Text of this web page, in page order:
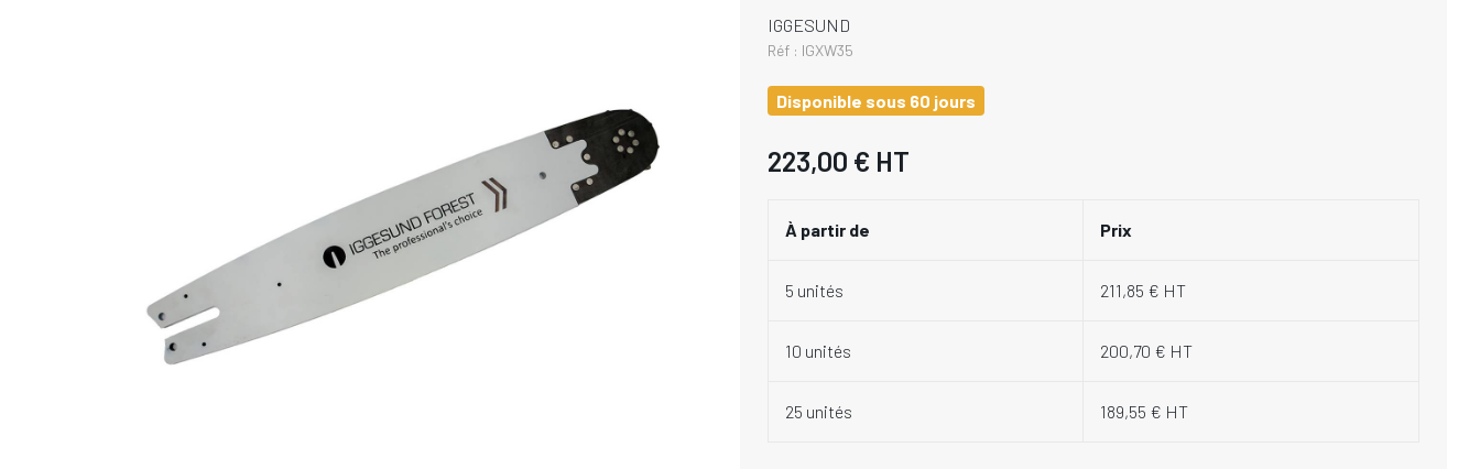
IGGESUND
Réf : IGXW35
Disponible sous 60 jours
223,00 € HT
À partir de Prix
5 unités 211,85 € HT
10 unités 200,70 € HT
25 unités 189,55 € HT